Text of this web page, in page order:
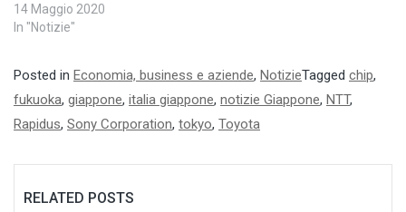
14 Maggio 2020
In "Notizie"
Posted in Economia, business e aziende, NotizieTagged chip,
fukuoka, giappone, italia giappone, notizie Giappone, NTT,
Rapidus, Sony Corporation, tokyo, Toyota
RELATED POSTS